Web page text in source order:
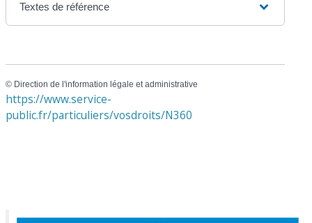
Textes de référence
© Direction de l'information légale et administrative
https://www.service-
public.fr/particuliers/vosdroits/N360